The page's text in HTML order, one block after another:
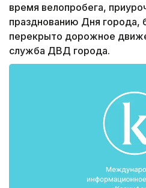
время велопробега,
празднованию Дня города,
перекрыто дорожное
служба ДВД города.